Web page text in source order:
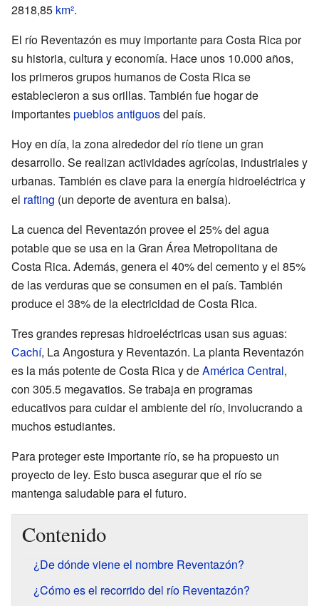
2818,85 km².
El río Reventazón es muy importante para Costa Rica por
su historia, cultura y economía. Hace unos 10.000 años,
los primeros grupos humanos de Costa Rica se
establecieron a sus orillas. También fue hogar de
importantespueblos antiguosdel país.
Hoy en día, la zona alrededor del río tiene un gran
desarrollo. Se realizan actividades agrícolas, industriales y
urbanas. También es clave para la energía hidroeléctrica y
el rafting (un deporte de aventura en balsa).
La cuenca del Reventazón provee el 25% del agua
potable que se usa en la Gran Área Metropolitana de
Costa Rica. Además, genera el 40% del cemento y el 85%
de las verduras que se consumen en el país. También
produce el 38% de la electricidad de Costa Rica.
Tres grandes represas hidroeléctricas usan sus aguas:
Cachí, La Angostura y Reventazón. La planta Reventazón
es la más potente de Costa Rica y deAmérica Central,
con 305.5 megavatios. Se trabaja en programas
educativos para cuidar el ambiente del río, involucrando a
muchos estudiantes.
Para proteger este importante río, se ha propuesto un
proyecto de ley. Esto busca asegurar que el río se
mantenga saludable para el futuro.
Contenido
¿De dónde viene el nombre Reventazón?
¿Cómo es el recorrido del río Reventazón?